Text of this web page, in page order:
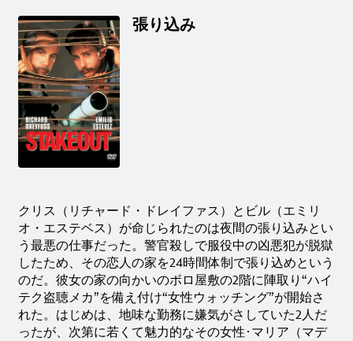
張り込み
クリス（リチャード・ドレイファス）とビル（エミリ
オ・エステベス）が命じられたのは夜間の張り込みとい
う最悪の仕事だった。警官殺しで服役中の凶悪犯が脱獄
したため、その恋人の家を24時間体制で張り込めという
のだ。彼女の家の向かいのボロ屋敷の2階に陣取り“ハイ
テク盗聴メカ”を備え付け“女性ウォッチング”が開始さ
れた。はじめは、地味な勤務に嫌気がさしていた2人だ
ったが、次第に若くて魅力的なその女性･マリア（マデ